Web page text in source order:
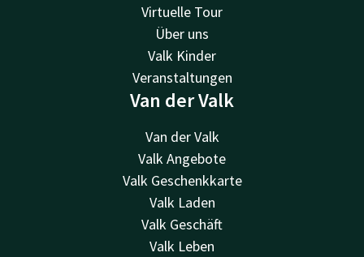
Virtuelle Tour
Über uns
Valk Kinder
Veranstaltungen
Van der Valk
Van der Valk
Valk Angebote
Valk Geschenkkarte
Valk Laden
Valk Geschäft
Valk Leben